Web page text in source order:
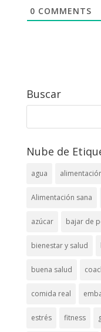
0 COMMENTS
Buscar
Nube de
agua
Alimentación sana
azúcar bajar de
bienestar y salud
buena salud
comida real
estrés fitness